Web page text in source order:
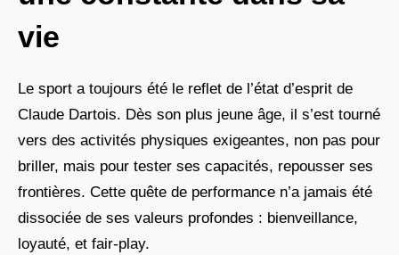
vie
Le sport a toujours été le reflet de l’état d’esprit de
Claude Dartois. Dès son plus jeune âge, il s’est tourné
vers des activités physiques exigeantes, non pas pour
briller, mais pour tester ses capacités, repousser ses
frontières. Cette quête de performance n’a jamais été
dissociée de ses valeurs profondes : bienveillance,
loyauté, et fair-play.